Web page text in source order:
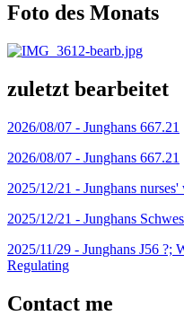
Foto des Monats
zuletzt bearbeitet
2026/08/07 - Junghans 667.21
2026/08/07 - Junghans 667.21
2025/12/21 - Junghans nurses'
2025/12/21 - Junghans
2025/11/29 - Junghans J56 ?;
Regulating
Contact me